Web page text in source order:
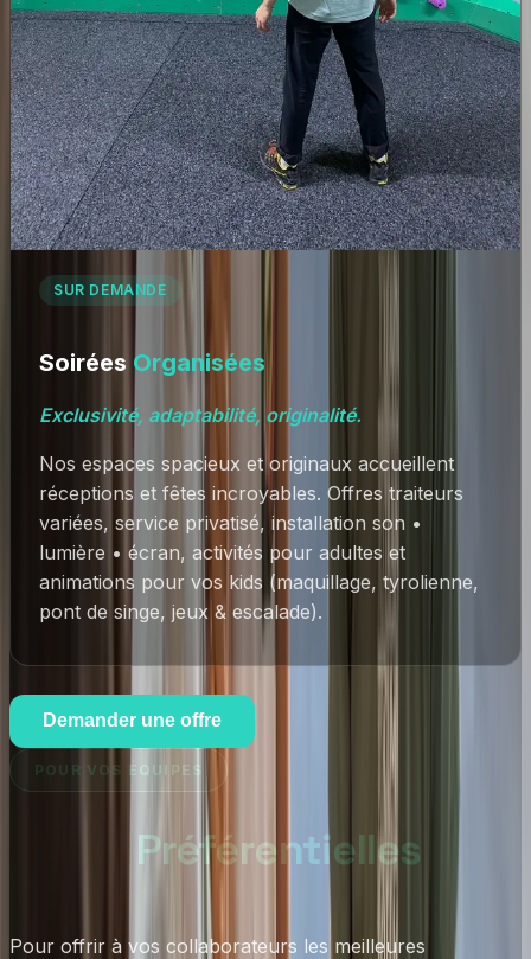
SUR DEMANDE
Soirées Organisées
Exclusivité, adaptabilité, originalité.
Nos espaces spacieux et originaux accueillent
réceptions et fêtes incroyables. Offres traiteurs
variées, service privatisé, installation son •
lumière • écran, activités pour adultes et
animations pour vos kids (maquillage, tyrolienne,
pont de singe, jeux & escalade).
Demander une offre
POUR VOS ÉQUIPES
Préférentielles
Pour offrir à vos collaborateurs les meilleures